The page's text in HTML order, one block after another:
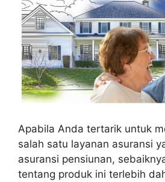
Apabila Anda tertarik untuk
salah satu layanan asuransi
asuransi pensiunan,
tentang produk ini terlebih